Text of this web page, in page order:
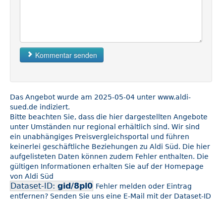
Kommentar senden
Das Angebot wurde am 2025-05-04 unter www.aldi-
sued.de indiziert.
Bitte beachten Sie, dass die hier dargestellten Angebote
unter Umständen nur regional erhältlich sind. Wir sind
ein unabhängiges Preisvergleichsportal und führen
keinerlei geschäftliche Beziehungen zu Aldi Süd. Die hier
aufgelisteten Daten können zudem Fehler enthalten. Die
gültigen Informationen erhalten Sie auf der Homepage
von Aldi Süd
Dataset-ID: gid/8pl0 Fehler melden oder Eintrag
entfernen? Senden Sie uns eine E-Mail mit der Dataset-ID